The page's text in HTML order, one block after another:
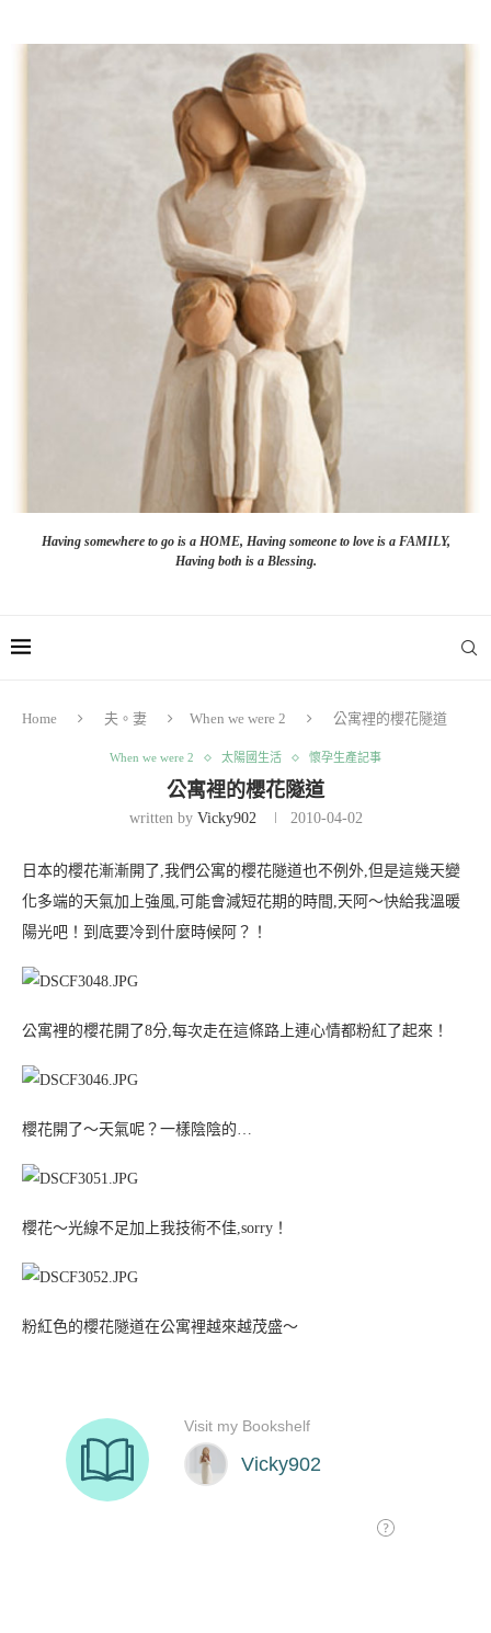
Having somewhere to go is a HOME, Having someone to love is a FAMILY,
Having both is a Blessing.
Home 夫。妻 When we were 2 公寓裡的櫻花隧道
When we were 2 太陽國生活 懷孕生產記事
公寓裡的櫻花隧道
written by Vicky902 2010-04-02
日本的櫻花漸漸開了,我們公寓的櫻花隧道也不例外,但是這幾天變
化多端的天氣加上強風,可能會減短花期的時間,天阿～快給我溫暖
陽光吧！到底要冷到什麼時候阿？！
公寓裡的櫻花開了8分,每次走在這條路上連心情都粉紅了起來！
櫻花開了～天氣呢？一樣陰陰的…
櫻花～光線不足加上我技術不佳,sorry！
粉紅色的櫻花隧道在公寓裡越來越茂盛～